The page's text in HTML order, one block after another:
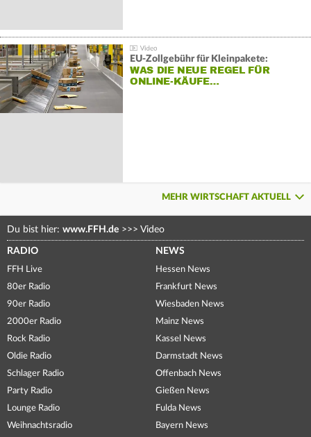
EU-Zollgebühr für Kleinpakete:
WAS DIE NEUE REGEL FÜR
ONLINE-KÄUFE…
MEHR WIRTSCHAFT AKTUELL
Du bist hier: www.FFH.de >>> Video
RADIO
FFH Live
80er Radio
90er Radio
2000er Radio
Rock Radio
Oldie Radio
Schlager Radio
Party Radio
Lounge Radio
Weihnachtsradio
NEWS
Hessen News
Frankfurt News
Wiesbaden News
Mainz News
Kassel News
Darmstadt News
Offenbach News
Gießen News
Fulda News
Bayern News